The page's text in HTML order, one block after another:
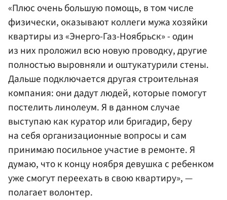
«Плюс очень большую помощь, в том числе
физически, оказывают коллеги мужа хозяйки
квартиры из «Энерго-Газ-Ноябрьск» - один
из них проложил всю новую проводку, другие
полностью выровняли и оштукатурили стены.
Дальше подключается другая строительная
компания: они дадут людей, которые помогут
постелить линолеум. Я в данном случае
выступаю как куратор или бригадир, беру
на себя организационные вопросы и сам
принимаю посильное участие в ремонте. Я
думаю, что к концу ноября девушка с ребенком
уже смогут переехать в свою квартиру», —
полагает волонтер.